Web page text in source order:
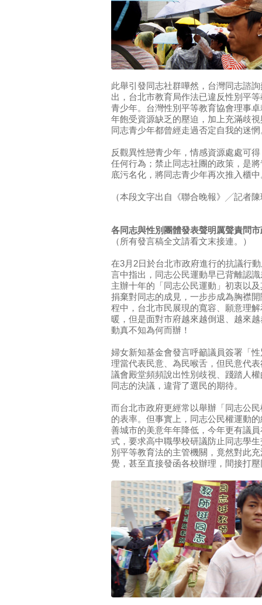
此舉引發同志社群嘩然，台灣同志諮
出，台北市教育局作法已違反性別平
青少年。台灣性別平等教育協會理事
年飽受資源缺乏的壓迫，加上充滿歧
同志青少年都曾經走過否定自我的迷惘
反觀異性戀青少年，情感資源處處可
任何行為；禁止同志社團的政策，是
底污名化，將同志青少年再次推入櫃中
（本段文字出自《聯合晚報》╱記者
各同志與性別團體發表聲明厲聲責問
（所有發言稿全文請看文末接連。）
在3月2日於台北市政府進行的抗議行
言中指出，同志公民運動早已背離認
主辦十年的「同志公民運動」初衷以
捐棄對同志的成見，一步步成為胸襟
程中，台北市民展現的寬容、願意理
暖，但是面對市府越來越倒退、越來
動真不知為何而辦！
婦女新知基金會發言呼籲議員簽署「
理當代表民意、為民喉舌，但民意代
議會殿堂頻頻說出性別歧視、踐踏人
同志的決議，違背了選民的期待。
而台北市政府更經常以舉辦「同志公
的表率。但事實上，同志公民權運動
善城市的美意年年降低，今年更有議
式，要求高中職學校研議防止同志學
別平等教育法的主管機關，竟然對此
覺，甚至直接發函各校辦理，間接打